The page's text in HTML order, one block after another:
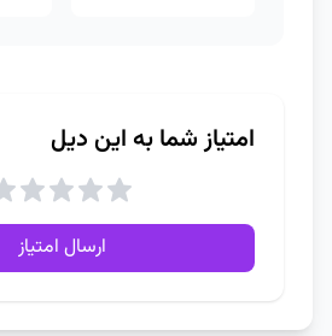
امتیاز شما به این دیل
ارسال امتیاز